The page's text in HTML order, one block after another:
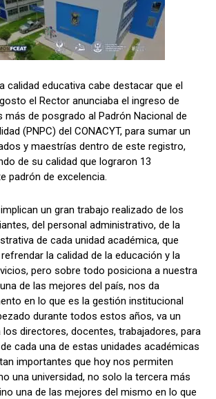
calidad educativa cabe destacar que el
el Rector anunciaba el ingreso de
de posgrado al Padrón Nacional de
(PNPC) del CONACYT, para sumar un
y maestrías dentro de este registro,
de su calidad que lograron 13
padrón de excelencia.
un gran trabajo realizado de los
del personal administrativo, de la
de cada unidad académica, que
la calidad de la educación y la
pero sobre todo posiciona a nuestra
de las mejores del país, nos da
en lo que es la gestión institucional
durante todos estos años, va un
directores, docentes, trabajadores, para
cada una de estas unidades académicas
importantes que hoy nos permiten
una universidad, no solo la tercera más
una de las mejores del mismo en lo que